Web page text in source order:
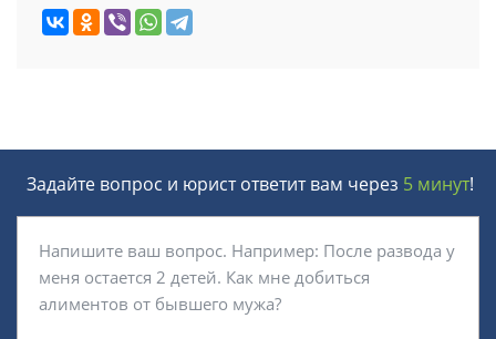
Задайте вопрос и юрист ответит вам через 5 минут!